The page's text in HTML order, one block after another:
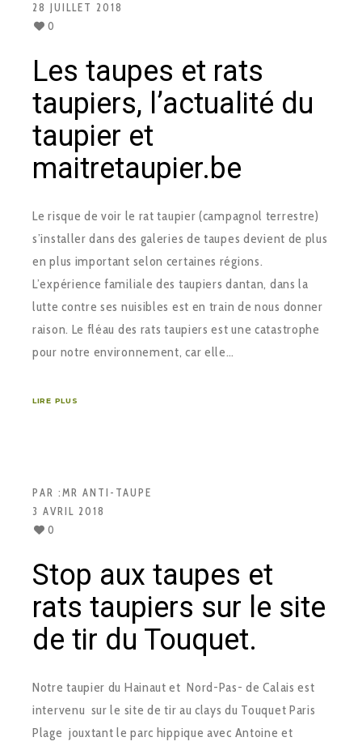
28 JUILLET 2018
0
Les taupes et rats
taupiers, l’actualité du
taupier et
maitretaupier.be
Le risque de voir le rat taupier (campagnol terrestre)
s’installer dans des galeries de taupes devient de plus
en plus important selon certaines régions.
L’expérience familiale des taupiers dantan, dans la
lutte contre ses nuisibles est en train de nous donner
raison. Le fléau des rats taupiers est une catastrophe
pour notre environnement, car elle…
LIRE PLUS
PAR :MR ANTI-TAUPE
3 AVRIL 2018
0
Stop aux taupes et
rats taupiers sur le site
de tir du Touquet.
Notre taupier du Hainaut et Nord-Pas- de Calais est
intervenu sur le site de tir au clays du Touquet Paris
Plage jouxtant le parc hippique avec Antoine et